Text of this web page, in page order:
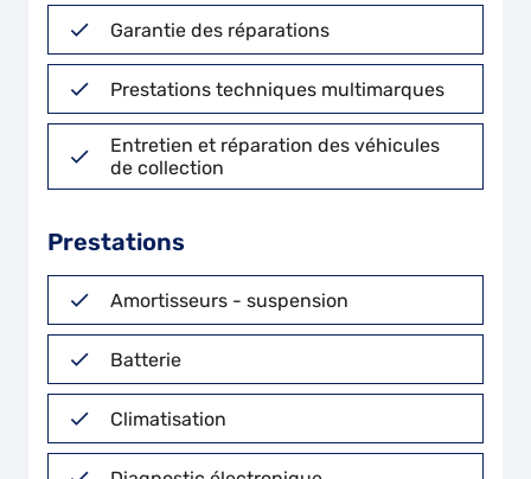
Garantie des réparations
Prestations techniques multimarques
Entretien et réparation des véhicules
de collection
Prestations
Amortisseurs - suspension
Batterie
Climatisation